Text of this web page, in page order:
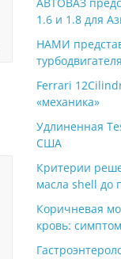
1.6 и 1.8 для
НАМИ
турбодвигателя
Ferrari
«механика»
Удлиненная
США
Критерии
масла shell до
Коричневая
кровь: